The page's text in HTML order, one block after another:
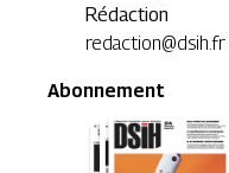
Rédaction
redaction@dsih.fr
Abonnement